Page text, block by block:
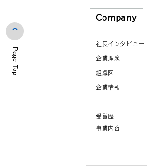
Page Top
Company
社長インタビュー
企業理念
組織図
企業情報
受賞歴
事業内容